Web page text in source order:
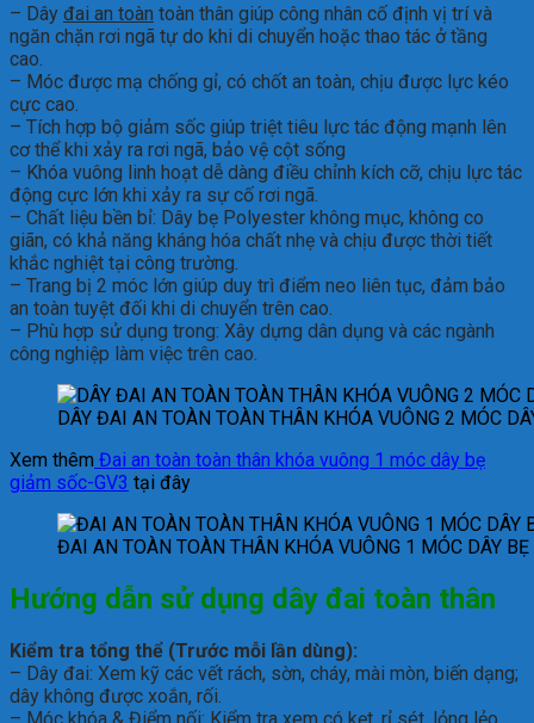
– Dây đai an toàn toàn thân giúp công nhân cố định vị trí và
ngăn chặn rơi ngã tự do khi di chuyển hoặc thao tác ở tầng
cao.
– Móc được mạ chống gỉ, có chốt an toàn, chịu được lực kéo
cực cao.
– Tích hợp bộ giảm sốc giúp triệt tiêu lực tác động mạnh lên
cơ thể khi xảy ra rơi ngã, bảo vệ cột sống
– Khóa vuông linh hoạt dễ dàng điều chỉnh kích cỡ, chịu lực tác
động cực lớn khi xảy ra sự cố rơi ngã.
– Chất liệu bền bỉ: Dây bẹ Polyester không mục, không co
giãn, có khả năng kháng hóa chất nhẹ và chịu được thời tiết
khắc nghiệt tại công trường.
– Trang bị 2 móc lớn giúp duy trì điểm neo liên tục, đảm bảo
an toàn tuyệt đối khi di chuyển trên cao.
– Phù hợp sử dụng trong: Xây dựng dân dụng và các ngành
công nghiệp làm việc trên cao.
DÂY ĐAI AN TOÀN TOÀN THÂN KHÓA VUÔNG 2 MÓC
Xem thêm Đai an toàn toàn thân khóa vuông 1 móc dây bẹ
giảm sốc-GV3 tại đây
ĐAI AN TOÀN TOÀN THÂN KHÓA VUÔNG 1 MÓC DÂY
Hướng dẫn sử dụng dây đai toàn thân
Kiểm tra tổng thể (Trước mỗi lần dùng):
– Dây đai: Xem kỹ các vết rách, sờn, cháy, mài mòn, biến dạng;
dây không được xoắn, rối.
– Móc khóa & Điểm nối: Kiểm tra xem có kẹt, rỉ sét, lỏng lẻo,